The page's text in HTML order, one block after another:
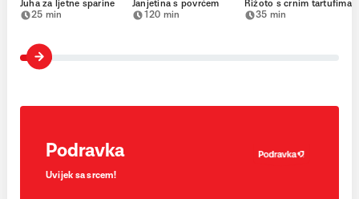
Juha za ljetne sparine
25 min
Janjetina s povrćem
120 min
Rižoto s crnim tartufima
35 min
Podravka
Uvijek sa srcem!